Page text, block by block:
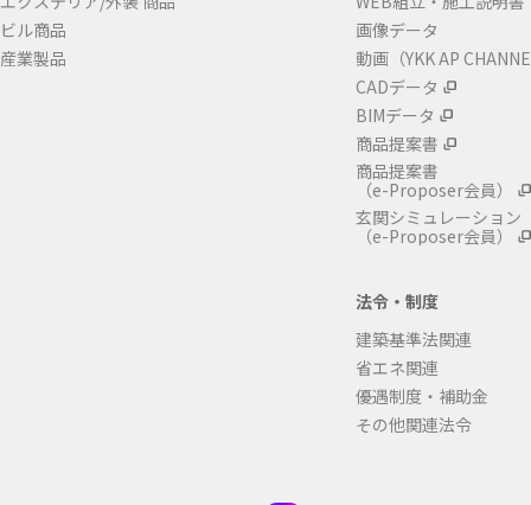
ビル商品
産業製品
画像データ
動画（YKK AP
CADデータ
BIMデータ
商品提案書
商品提案書
（e-Proposer会員）
玄関シミュレーション
（e-Proposer会員）
法令・制度
建築基準法関連
省エネ関連
優遇制度・補助金
その他関連法令